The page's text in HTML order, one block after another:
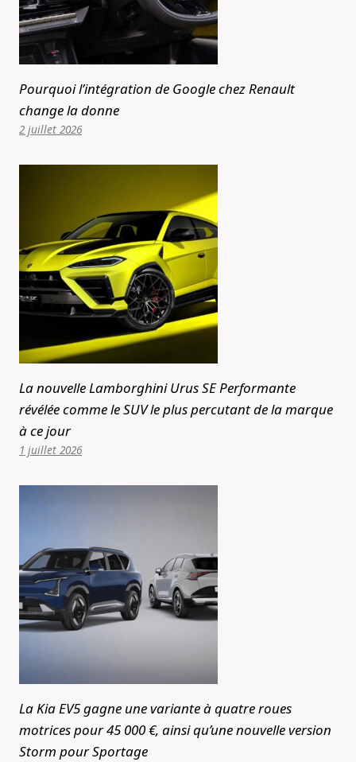
Pourquoi l’intégration de Google chez Renault
change la donne
2 juillet 2026
La nouvelle Lamborghini Urus SE Performante
révélée comme le SUV le plus percutant de la marque
à ce jour
1 juillet 2026
La Kia EV5 gagne une variante à quatre roues
motrices pour 45 000 €, ainsi qu’une nouvelle version
Storm pour Sportage